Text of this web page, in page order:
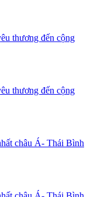
thương đến cộng
thương đến cộng
châu Á- Thái Bình